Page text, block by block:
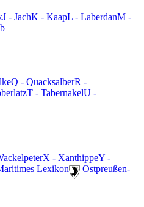
J - JachK - KaapL - LaberdanM -
Q - QuacksalberR -
T - TabernakelU -
X - XanthippeY -
Lexikon
️ Ostpreußen-